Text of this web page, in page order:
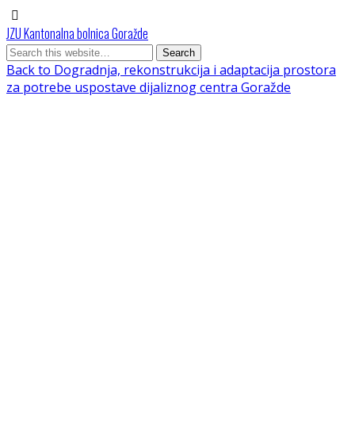
JZU Kantonalna bolnica Goražde
Back to Dogradnja, rekonstrukcija i adaptacija prostora
za potrebe uspostave dijaliznog centra Goražde